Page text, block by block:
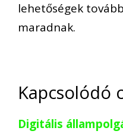
lehetőségek
maradnak.
Kapcsolódó
Digitális